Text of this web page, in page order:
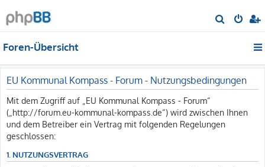
u
Foren-Übersicht
EU Kommunal Kompass - Forum - Nutzungsbedingungen
Mit dem Zugriff auf „EU Kommunal Kompass - Forum“
(„http://forum.eu-kommunal-kompass.de“) wird zwischen Ihnen
und dem Betreiber ein Vertrag mit folgenden Regelungen
geschlossen:
1. NUTZUNGSVERTRAG